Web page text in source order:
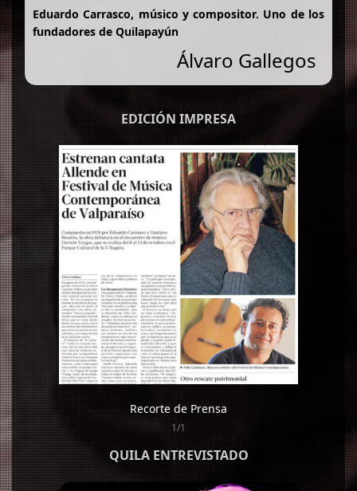
Eduardo Carrasco, músico y compositor. Uno de los
fundadores de Quilapayún
Álvaro Gallegos
EDICIÓN IMPRESA
Recorte de Prensa
1/1
QUILA ENTREVISTADO